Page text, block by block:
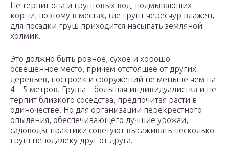
Не терпит она и грунтовых вод, подмывающих
корни, поэтому в местах, где грунт чересчур влажен,
для посадки груш приходится насыпать земляной
холмик.
Это должно быть ровное, сухое и хорошо
освещенное место, причем отстоящее от других
деревьев, построек и сооружений не меньше чем на
4 – 5 метров. Груша – большая индивидуалистка и не
терпит близкого соседства, предпочитая расти в
одиночестве. Но для организации перекрестного
опыления, обеспечивающего лучшие урожаи,
садоводы-практики советуют высаживать несколько
груш неподалеку друг от друга.